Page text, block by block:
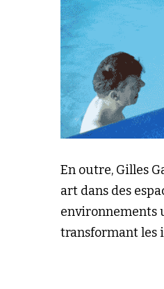
En outre, Gilles
art dans des
environnements
transformant les